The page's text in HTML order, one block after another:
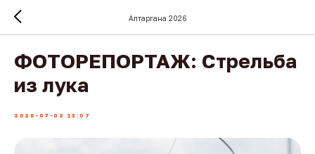
Алтаргана 2026
ФОТОРЕПОРТАЖ: Стрельба
из лука
2026-07-02 13:07